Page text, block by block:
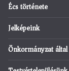
Écs története
Jelképeink
Önkormányzat